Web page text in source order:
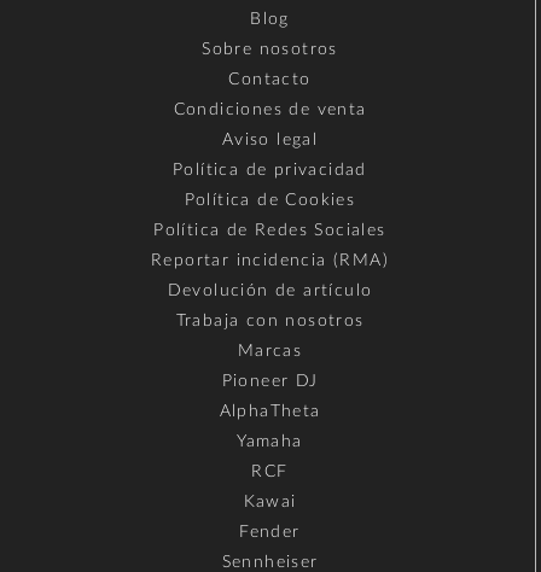
Blog
Sobre nosotros
Contacto
Condiciones de venta
Aviso legal
Política de privacidad
Política de Cookies
Política de Redes Sociales
Reportar incidencia (RMA)
Devolución de artículo
Trabaja con nosotros
Marcas
Pioneer DJ
AlphaTheta
Yamaha
RCF
Kawai
Fender
Sennheiser